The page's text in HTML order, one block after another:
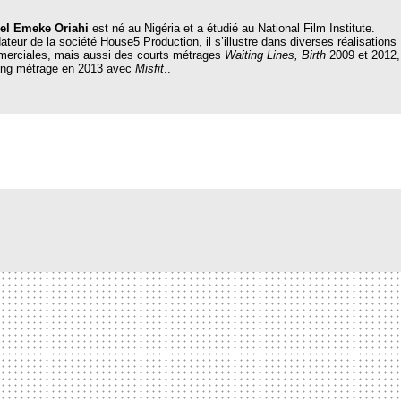
Emeke Oriahi est né au Nigéria et a étudié au National Film Institute.
de la société House5 Production, il s’illustre dans diverses réalisations
mais aussi des courts métrages Waiting Lines, Birth 2009 et
métrage en 2013 avec Misfit..